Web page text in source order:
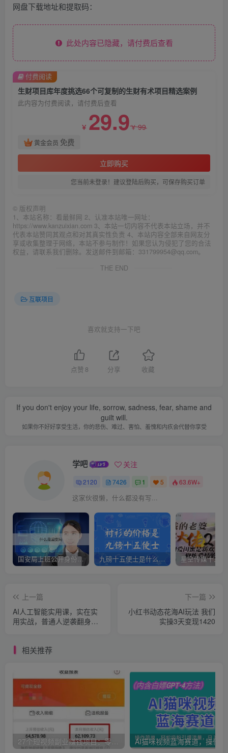
网盘下载地址和提取码：
此处内容已隐藏，请付费后查看
生财项目库年度挑选66个可复制的生财有术项目精选案例
此内容为付费阅读，请付费后查看
￥ 29.9￥99
黄金会员 免费
立即购买
您当前未登录！建议登陆后购买，可保存购买订单
付费阅读
© 版权声明
1、本站名称：看最鲜网 2、认准本站唯一网址：
https://www.kanzuixian.com 3、本站一切内容不代表本站立场，并不
代表本站赞同其观点和对其真实性负责 4、本站内容全部来自网友分
享或收集整理于网络，本站不参与制作！如果您认为侵犯了您的合法
权益，请联系我们删除。发送邮件到邮箱：331799954@qq.com。
THE END
互联项目
喜欢就支持一下吧
点赞 8 分享 收藏
If you don't enjoy your life, sorrow, sadness, fear, shame and
guilt will.
如果你不好好享受生活，你的悲伤、难过、害怕、羞愧和内疚会代替你享受
学吧 关注
2120 7426 1 5 63.6W+
这家伙很懒，什么都没有写...
国安局上班公开身份是什么（国安身份对家人保密吗） 九磅十五便士是什么意思（九磅十五便士是什么梗）
上一篇
AI人工智能实用课，实在实
用实战，普通人逆袭翻身的
下一篇
小红书动态花海AI玩法 我们
实操3天变现1420
相关推荐